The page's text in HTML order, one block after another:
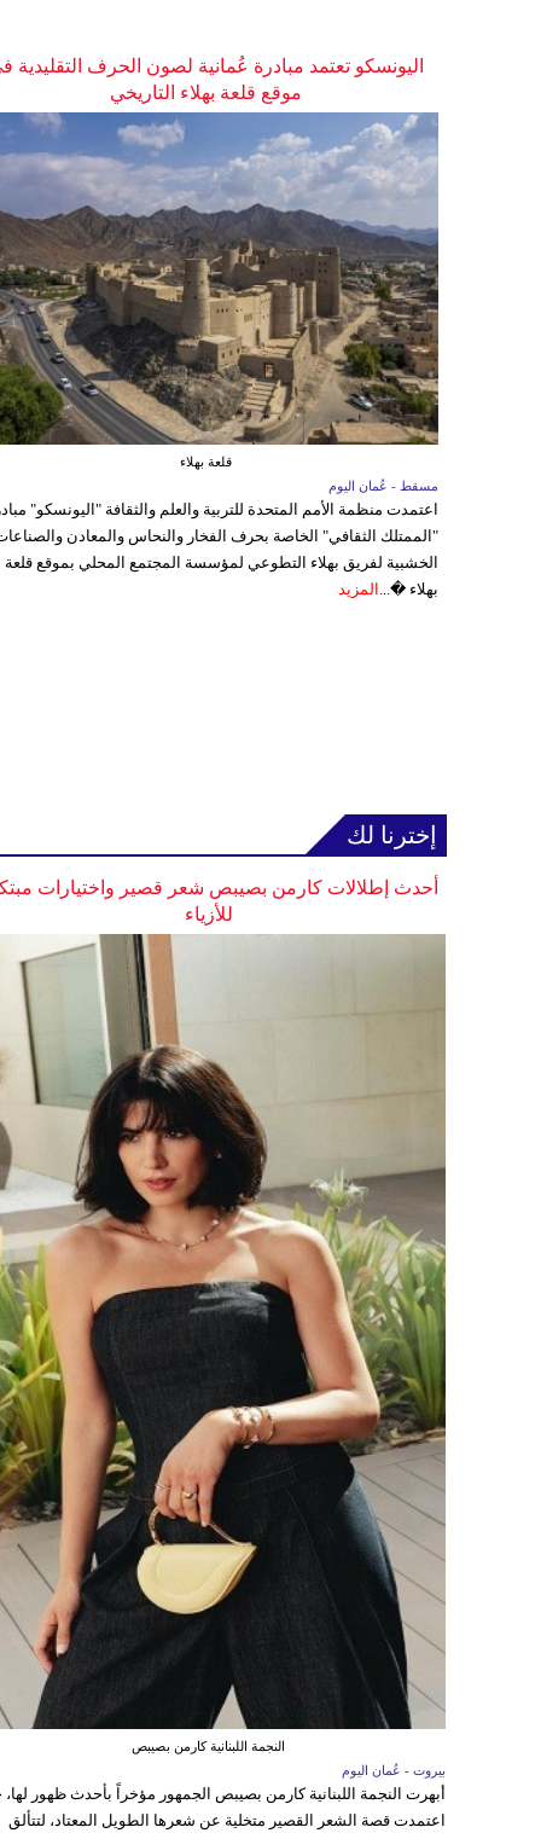
اليونسكو تعتمد مبادرة عُمانية لصون الحرف التقليدية
موقع قلعة بهلاء التاريخي
قلعة بهلاء
مسقط - عُمان اليوم
اعتمدت منظمة الأمم المتحدة للتربية والعلم والثقافة "اليونسكو"
"الممتلك الثقافي" الخاصة بحرف الفخار والنحاس والمعادن
الخشبية لفريق بهلاء التطوعي لمؤسسة المجتمع المحلي بموقع قلعة
بهلاء �... المزيد
إخترنا لك
أحدث إطلالات كارمن بصيبص شعر قصير واختيارات
للأزياء
النجمة اللبنانية كارمن بصيبص
بيروت - عُمان اليوم
أبهرت النجمة اللبنانية كارمن بصيبص الجمهور مؤخراً بأحدث ظهور
اعتمدت قصة الشعر القصير متخلية عن شعرها الطويل المعتاد، لتتألق